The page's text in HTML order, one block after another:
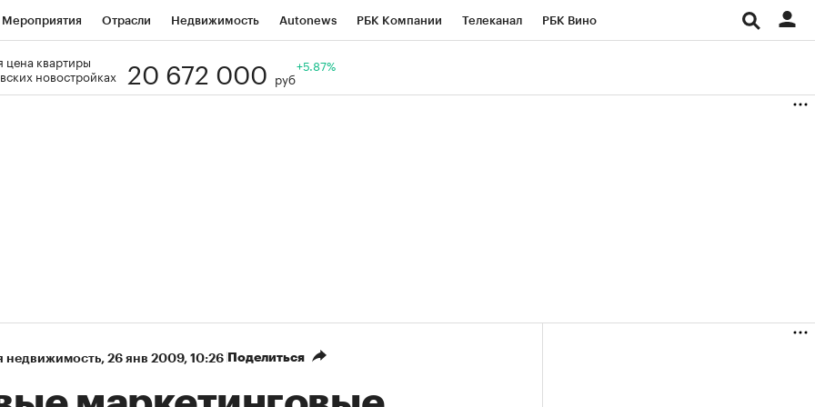
Мероприятия Отрасли Недвижимость Autonews РБК Компании Телеканал РБК Вино
Визионеры
цена квартиры
новостройках
20 672 000 руб
+5.87%
недвижимость⁠, 26 янв 2009, 10:26 Поделиться